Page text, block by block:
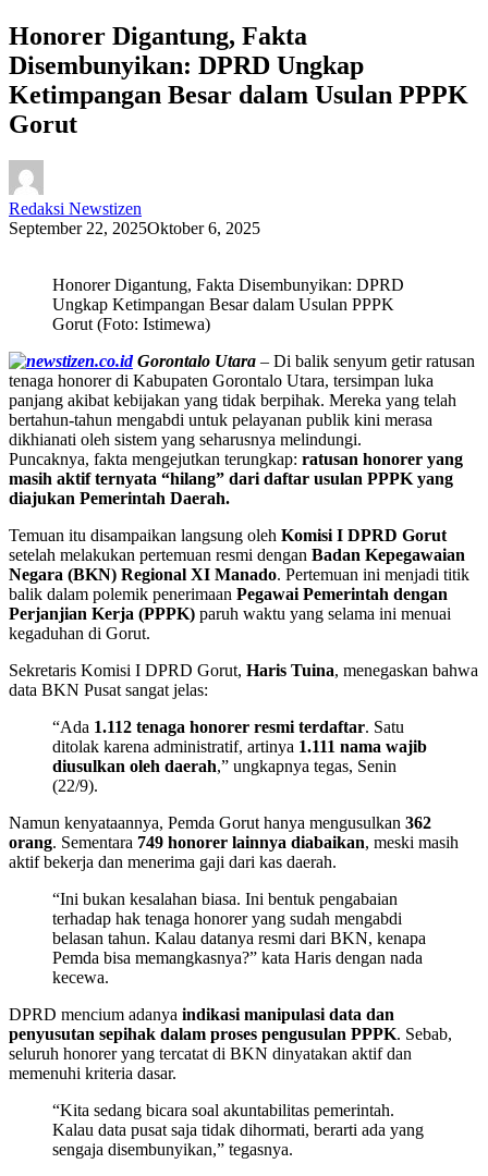
Honorer Digantung, Fakta
Disembunyikan: DPRD Ungkap
Ketimpangan Besar dalam Usulan PPPK
Gorut
Redaksi Newstizen
September 22, 2025Oktober 6, 2025
Honorer Digantung, Fakta Disembunyikan: DPRD
Ungkap Ketimpangan Besar dalam Usulan PPPK
Gorut (Foto: Istimewa)
Gorontalo Utara – Di balik senyum getir ratusan
tenaga honorer di Kabupaten Gorontalo Utara, tersimpan luka
panjang akibat kebijakan yang tidak berpihak. Mereka yang telah
bertahun-tahun mengabdi untuk pelayanan publik kini merasa
dikhianati oleh sistem yang seharusnya melindungi.
Puncaknya, fakta mengejutkan terungkap: ratusan honorer yang
masih aktif ternyata “hilang” dari daftar usulan PPPK yang
diajukan Pemerintah Daerah.
Temuan itu disampaikan langsung oleh Komisi I DPRD Gorut
setelah melakukan pertemuan resmi dengan Badan Kepegawaian
Negara (BKN) Regional XI Manado. Pertemuan ini menjadi titik
balik dalam polemik penerimaan Pegawai Pemerintah dengan
Perjanjian Kerja (PPPK) paruh waktu yang selama ini menuai
kegaduhan di Gorut.
Sekretaris Komisi I DPRD Gorut, Haris Tuina, menegaskan bahwa
data BKN Pusat sangat jelas:
“Ada 1.112 tenaga honorer resmi terdaftar. Satu
ditolak karena administratif, artinya 1.111 nama wajib
diusulkan oleh daerah,” ungkapnya tegas, Senin
(22/9).
Namun kenyataannya, Pemda Gorut hanya mengusulkan 362
orang. Sementara 749 honorer lainnya diabaikan, meski masih
aktif bekerja dan menerima gaji dari kas daerah.
“Ini bukan kesalahan biasa. Ini bentuk pengabaian
terhadap hak tenaga honorer yang sudah mengabdi
belasan tahun. Kalau datanya resmi dari BKN, kenapa
Pemda bisa memangkasnya?” kata Haris dengan nada
kecewa.
DPRD mencium adanya indikasi manipulasi data dan
penyusutan sepihak dalam proses pengusulan PPPK. Sebab,
seluruh honorer yang tercatat di BKN dinyatakan aktif dan
memenuhi kriteria dasar.
“Kita sedang bicara soal akuntabilitas pemerintah.
Kalau data pusat saja tidak dihormati, berarti ada yang
sengaja disembunyikan,” tegasnya.